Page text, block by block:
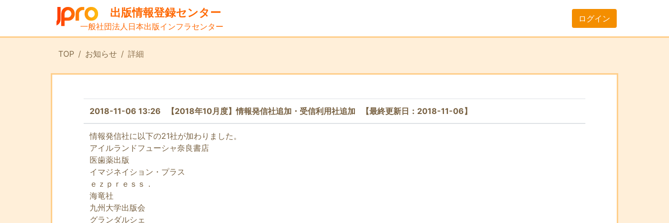
出版情報登録センター
一般社団法人日本出版インフラセンター
ログイン
TOP お知らせ 詳細
2018-11-06 13:26 【2018年10月度】情報発信社追加・受信利用社追加 【最終更新日：2018-11-06】
情報発信社に以下の21社が加わりました。
アイルランドフューシャ奈良書店
医歯薬出版
イマジネイション・プラス
ｅｚｐｒｅｓｓ．
海竜社
九州大学出版会
グランダルシェ